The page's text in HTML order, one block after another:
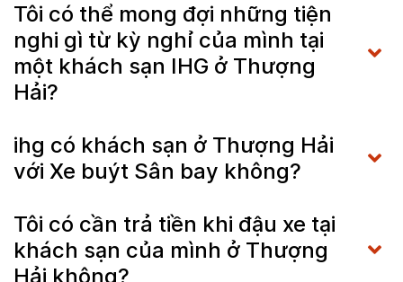
Tôi có thể mong đợi những tiện
nghi gì từ kỳ nghỉ của mình tại
một khách sạn IHG ở Thượng
Hải?
ihg có khách sạn ở Thượng Hải
với Xe buýt Sân bay không?
Tôi có cần trả tiền khi đậu xe tại
khách sạn của mình ở Thượng
Hải không?